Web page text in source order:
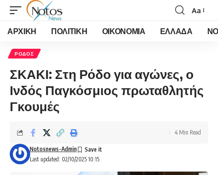
Font
Resizer
Aa
ΑΡΧΙΚΗ ΠΟΛΙΤΙΚΗ ΟΙΚΟΝΟΜΙΑ ΕΛΛΑΔΑ
ΡΟΔΟΣ
ΣΚΑΚΙ: Στη Ρόδο για αγώνες, ο
Ινδός Παγκόσμιος πρωταθλητής
Γκουμές
Last updated: 02/10/2025 10:15
Notosnews-Admin
4 Min Read